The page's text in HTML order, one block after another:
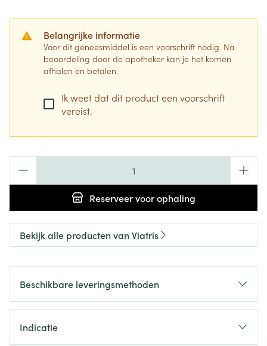
Belangrijke informatie
Voor dit geneesmiddel is een voorschrift nodig. Na
beoordeling door de apotheker kan je het komen
afhalen en betalen.
Ik weet dat dit product een voorschrift
vereist.
Reserveervoor ophaling
Bekijk alle producten van Viatris
Beschikbare leveringsmethoden
Indicatie